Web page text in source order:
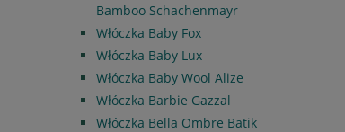
Bamboo Schachenmayr
Włóczka Baby Fox
Włóczka Baby Lux
Włóczka Baby Wool Alize
Włóczka Barbie Gazzal
Włóczka Bella Ombre Batik